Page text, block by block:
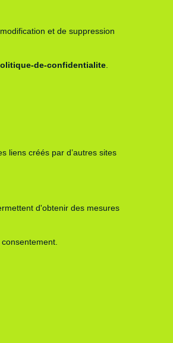
et de suppression
de-confidentialite.
liens créés par d’autres sites
d'obtenir des mesures